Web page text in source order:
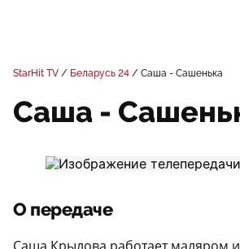
StarHit TV Беларусь 24 Саша - Сашенька
Саша -
О передаче